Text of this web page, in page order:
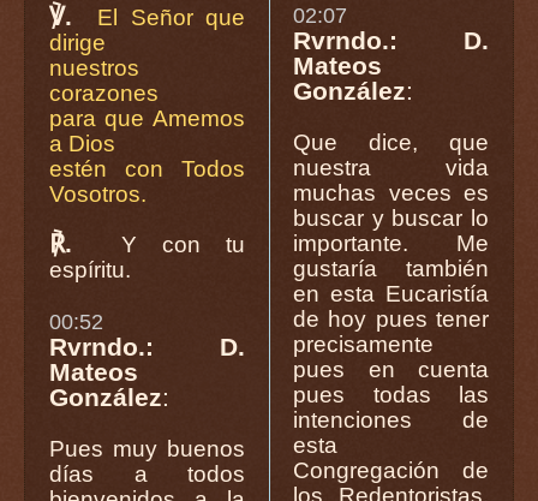
℣.
El Señor que
dirige
nuestros
corazones
para que Amemos
a Dios
estén con Todos
Vosotros.
℟.
Y con tu
espíritu.
00:52
Rvrndo.: D.
Mateos
González:
Pues muy buenos
días a todos
02:07
Rvrndo.: D.
Mateos
González:
Que dice, que
nuestra vida
muchas veces es
buscar y buscar lo
importante. Me
gustaría también
en esta Eucaristía
de hoy pues tener
precisamente
pues en cuenta
pues todas las
intenciones de
esta
Congregación de
los Redentoristas.